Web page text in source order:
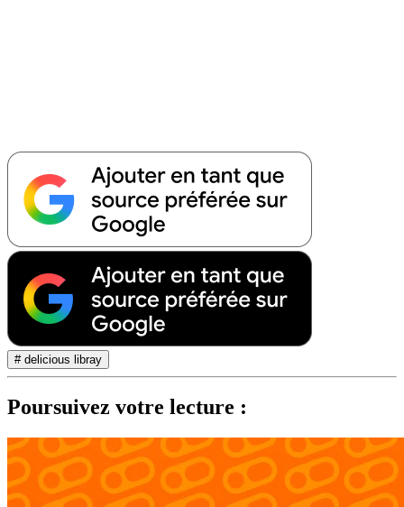
# delicious libray
Poursuivez votre lecture :